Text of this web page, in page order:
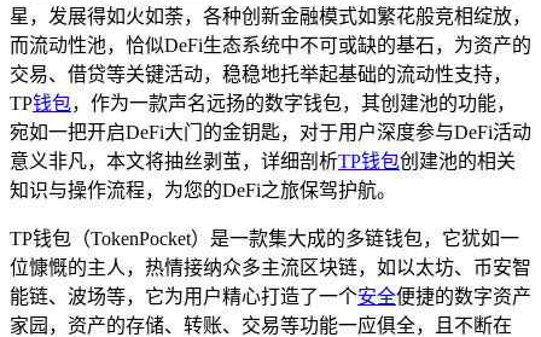
星，发展得如火如荼，各种创新金融模式如繁花般竞相绽放，
而流动性池，恰似DeFi生态系统中不可或缺的基石，为资产的
交易、借贷等关键活动，稳稳地托举起基础的流动性支持，
TP钱包，作为一款声名远扬的数字钱包，其创建池的功能，
宛如一把开启DeFi大门的金钥匙，对于用户深度参与DeFi活动
意义非凡，本文将抽丝剥茧，详细剖析TP钱包创建池的相关
知识与操作流程，为您的DeFi之旅保驾护航。
TP钱包（TokenPocket）是一款集大成的多链钱包，它犹如一
位慷慨的主人，热情接纳众多主流区块链，如以太坊、币安智
能链、波场等，它为用户精心打造了一个安全便捷的数字资产
家园，资产的存储、转账、交易等功能一应俱全，且不断在